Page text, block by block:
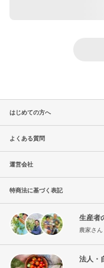
はじめての方へ
よくある質問
運営会社
特商法に基づく表記
生産者
農家さ
法人・